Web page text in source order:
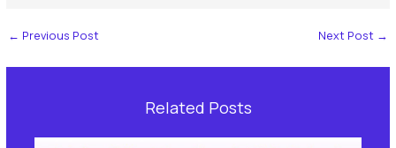
← Previous Post Next Post →
Related Posts